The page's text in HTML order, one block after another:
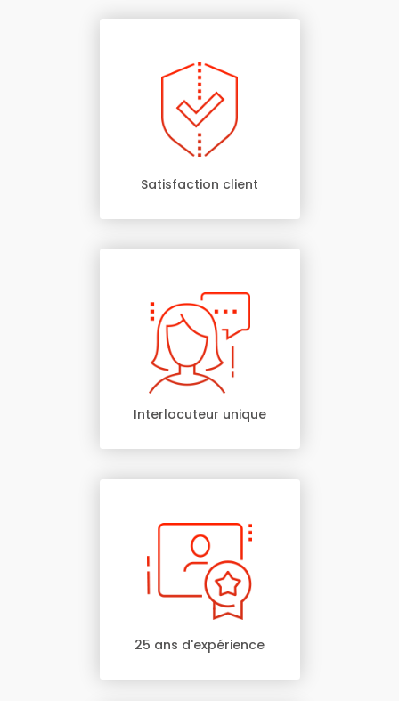
Satisfaction client
Interlocuteur unique
25 ans d'expérience